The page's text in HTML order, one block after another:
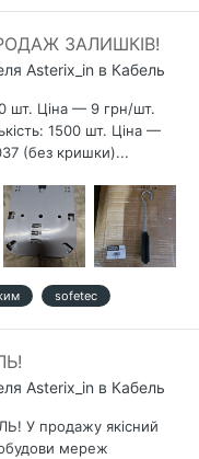
ЗАЛИШКІВ!
Asterix_in в Кабель
шт. Ціна — 9 грн/шт.
1500 шт. Ціна —
(без кришки)...
sofetec
Asterix_in в Кабель
У продажу якісний
мереж